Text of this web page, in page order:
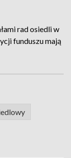
rad osiedli w
funduszu mają